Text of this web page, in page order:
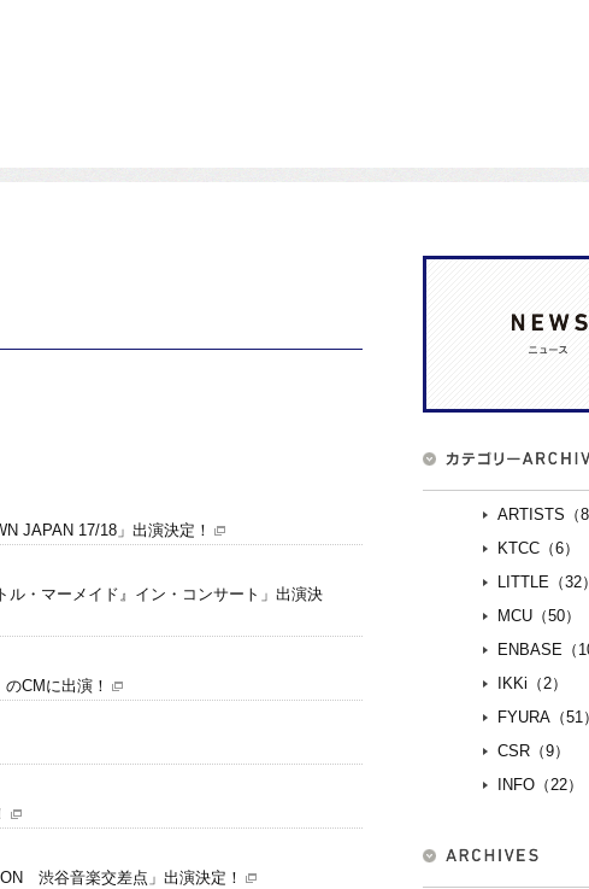
JAPAN 17/18」出演決定！
ル・マーメイド』イン・コンサート」出演決
CMに出演！
渋谷音楽交差点」出演決定！
ARTISTS（
KTCC（6）
LITTLE（32）
MCU（50）
ENBASE（
IKKi（2）
FYURA（51）
CSR（9）
INFO（22）